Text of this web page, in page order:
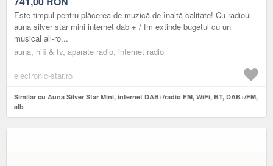
Este timpul pentru plăcerea de muzică de înaltă calitate! Cu radioul
auna silver star mini internet dab + / fm extinde bugetul cu un
musical all-ro...
auna, hifi & tv, aparate radio, internet radio
electronic-star.ro
Similar cu Auna Silver Star Mini, internet DAB+/radio FM, WiFi, BT, DAB+/FM,
alb